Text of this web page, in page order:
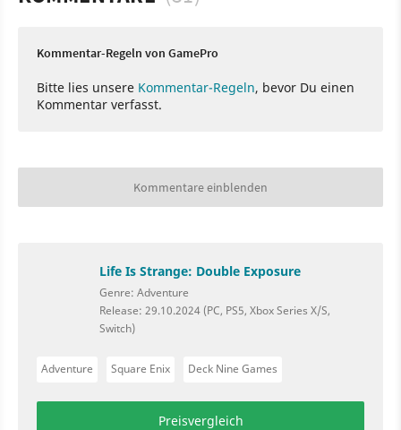
Kommentar-Regeln von GamePro
Bitte lies unsere Kommentar-Regeln, bevor Du einen
Kommentar verfasst.
Kommentare einblenden
Life Is Strange: Double Exposure
Genre: Adventure
Release: 29.10.2024 (PC, PS5, Xbox Series X/S,
Switch)
Adventure Square Enix Deck Nine Games
Preisvergleich